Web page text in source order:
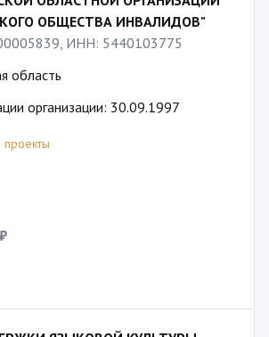
ОБЩЕСТВА ИНВАЛИДОВ"
ИНН: 5440103775
область
организации: 30.09.1997